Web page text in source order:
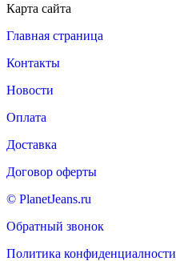
Карта сайта
Главная страница
Контакты
Новости
Оплата
Доставка
Договор оферты
© PlanetJeans.ru
Обратный звонок
Политика конфиденциалности